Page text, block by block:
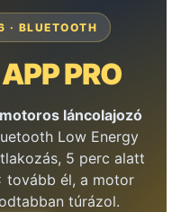
· BLUETOOTH
APP PRO
láncolajozó
Low Energy
5 perc alatt
tovább él, a motor
túrázol.